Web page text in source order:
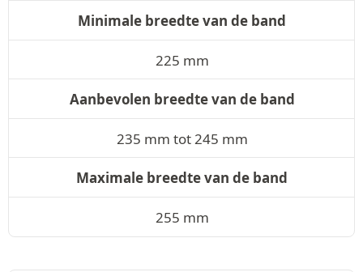
Minimale breedte van de band
225 mm
Aanbevolen breedte van de band
235 mm tot 245 mm
Maximale breedte van de band
255 mm